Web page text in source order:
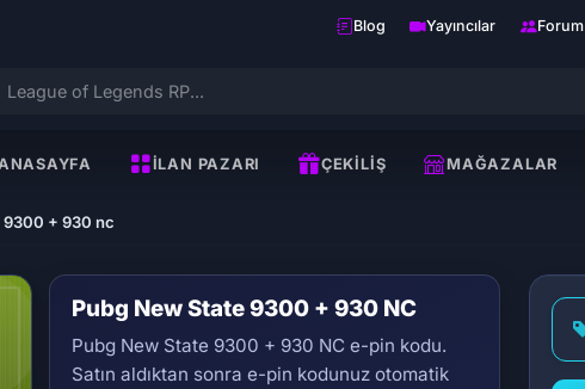
Blog Yayıncılar Forum
İLAN PAZARI ÇEKILIŞ MAĞAZALAR
9300 + 930 nc
Pubg New State 9300 + 930 NC
Pubg New State 9300 + 930 NC e-pin kodu.
Satın aldıktan sonra e-pin kodunuz otomatik